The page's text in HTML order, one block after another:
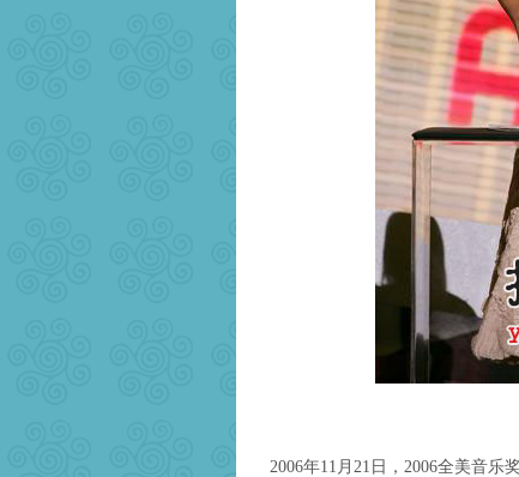
2006年11月21日，2006全美音乐奖